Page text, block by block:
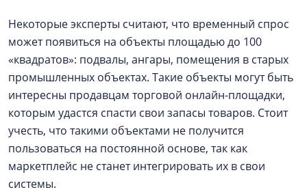
Некоторые эксперты считают, что временный спрос
может появиться на объекты площадью до 100
«квадратов»: подвалы, ангары, помещения в старых
промышленных объектах. Такие объекты могут быть
интересны продавцам торговой онлайн-площадки,
которым удастся спасти свои запасы товаров. Стоит
учесть, что такими объектами не получится
пользоваться на постоянной основе, так как
маркетплейс не станет интегрировать их в свои
системы.